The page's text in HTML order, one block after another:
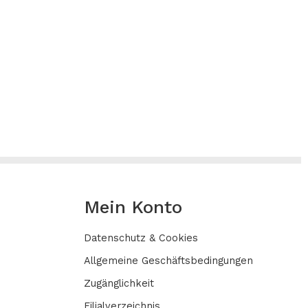
Mein Konto
Datenschutz & Cookies
Allgemeine Geschäftsbedingungen
Zugänglichkeit